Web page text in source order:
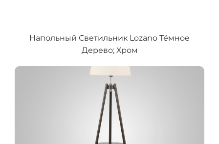
Напольный Светильник Lozano Тёмное
Дерево; Хром